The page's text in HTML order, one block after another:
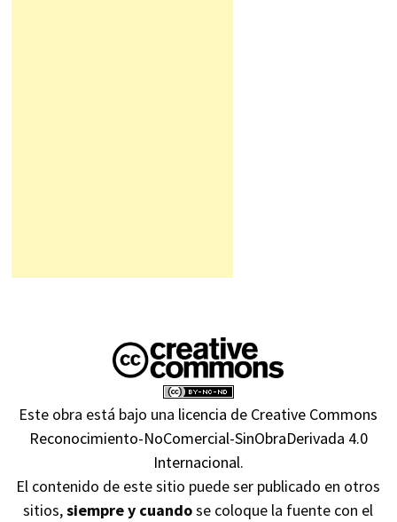
Este obra está bajo una licencia de Creative Commons
Reconocimiento-NoComercial-SinObraDerivada 4.0
Internacional.
El contenido de este sitio puede ser publicado en otros
sitios,siempre y cuandose coloque la fuente con el